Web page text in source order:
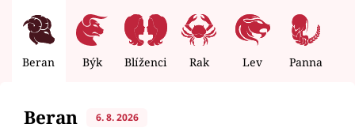
Beran Býk Blíženci Rak Lev Panna
Beran 6. 8. 2026